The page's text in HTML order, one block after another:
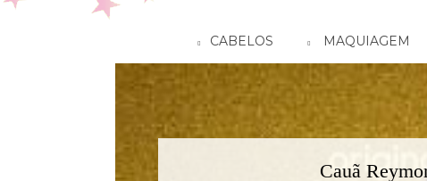
CABELOS MAQUIAGEM